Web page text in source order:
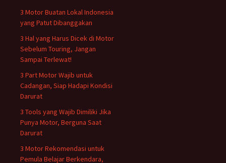
3 Motor Buatan Lokal Indonesia
yang Patut Dibanggakan
3 Hal yang Harus Dicek di Motor
Sebelum Touring, Jangan
Sampai Terlewat!
3 Part Motor Wajib untuk
Cadangan, Siap Hadapi Kondisi
Darurat
3 Tools yang Wajib Dimiliki Jika
Punya Motor, Berguna Saat
Darurat
3 Motor Rekomendasi untuk
Pemula Belajar Berkendara,